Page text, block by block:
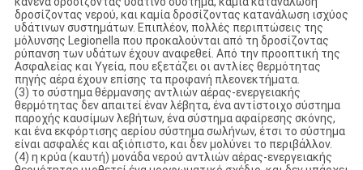
δροσίζοντας νερού, και καμία δροσίζοντας κατανάλωση ισχύος
υδάτινων συστημάτων. Επιπλέον, πολλές περιπτώσεις της
μόλυνσης Legionella που προκαλούνται από τη δροσίζοντας
ρύπανση των υδάτων έχουν αναφεθεί. Από την προοπτική της
Ασφαλείας και Υγεία, που εξετάζει οι αντλίες θερμότητας
πηγής αέρα έχουν επίσης τα προφανή πλεονεκτήματα.
(3) το σύστημα θέρμανσης αντλιών αέρας-ενεργειακής
θερμότητας δεν απαιτεί έναν λέβητα, ένα αντίστοιχο σύστημα
παροχής καυσίμων λεβήτων, ένα σύστημα αφαίρεσης σκόνης,
και ένα εκφόρτισης αερίου σύστημα σωλήνων, έτσι το σύστημα
είναι ασφαλές και αξιόπιστο, και δεν μολύνει το περιβάλλον.
(4) η κρύα (καυτή) μονάδα νερού αντλιών αέρας-ενεργειακής